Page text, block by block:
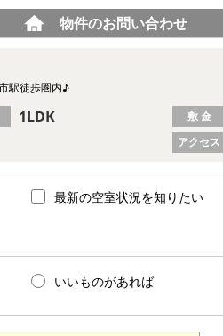
物件のお問い合わせ
駅徒歩圏内♪
アクセス
1LDK 敷 金
最新の空室状況を知りたい
いいものがあれば